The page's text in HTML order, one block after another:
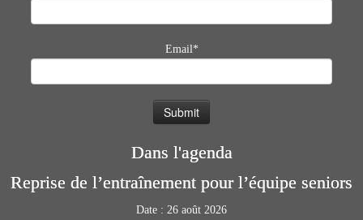
Email*
Dans l'agenda
Reprise de l’entraînement pour l’équipe seniors
Date : 26 août 2026